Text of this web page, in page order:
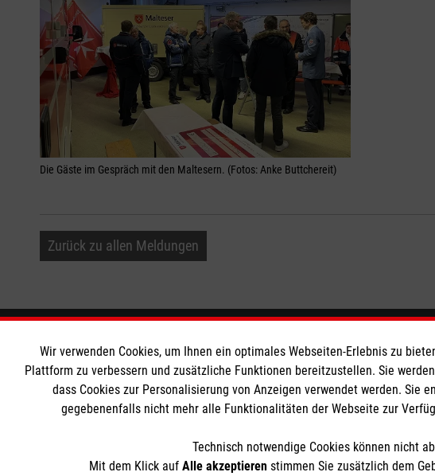
Die Gäste im Gespräch mit den Maltesern. (Fotos: Anke Buttchereit)
Zurück zu allen Meldungen
Informationen
Impressum
Datenschutz
Barrierefreiheit
Die Malteser
Malteser in Deutschland
Malteserorden
Wir verwenden Cookies, um Ihnen ein optimales Webseiten-Erlebnis zu
Plattform zu verbessern und zusätzliche Funktionen bereitzustellen. Sie
dass Cookies zur Personalisierung von Anzeigen verwendet werden. Sie
gegebenenfalls nicht mehr alle Funktionalitäten der Webseite zur
Technisch notwendige Cookies können nicht
Mit dem Klick auf Alle akzeptieren stimmen Sie zusätzlich dem